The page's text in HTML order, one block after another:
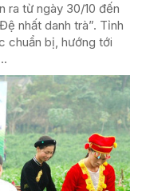
ra từ ngày 30/10 đến
nhất danh trà”. Tỉnh
chuẩn bị, hướng tới